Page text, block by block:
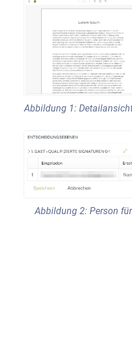
Abbildung 1:
Abbildung 2: Person